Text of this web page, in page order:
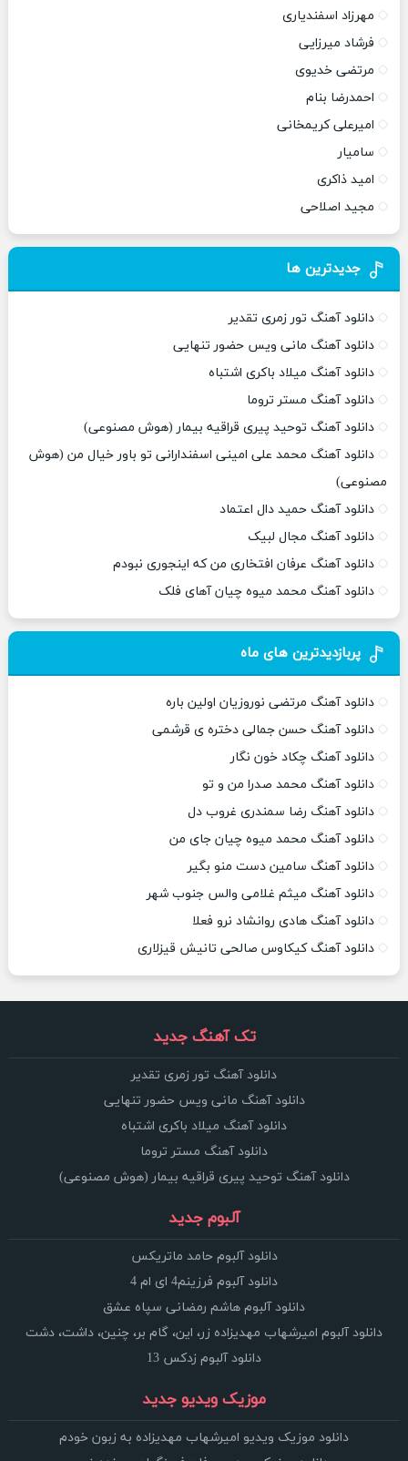
مهرزاد اسفندیاری
فرشاد میرزایی
مرتضی خدیوی
احمدرضا بنام
امیرعلی کریمخانی
سامیار
امید ذاکری
مجید اصلاحی
جدیدترین ها
دانلود آهنگ تور زمری تقدیر
دانلود آهنگ مانی ویس حضور تنهایی
دانلود آهنگ میلاد باکری اشتباه
دانلود آهنگ مستر تروما
دانلود آهنگ توحید پیری قراقیه بیمار (هوش مصنوعی)
دانلود آهنگ محمد علی امینی اسفندارانی تو باور خیال من (هوش
مصنوعی)
دانلود آهنگ حمید دال اعتماد
دانلود آهنگ مجال لبیک
دانلود آهنگ عرفان افتخاری من که اینجوری نبودم
دانلود آهنگ محمد میوه چیان آهای فلک
پربازدیدترین های ماه
دانلود آهنگ مرتضی نوروزیان اولین باره
دانلود آهنگ حسن جمالی دختره ی قرشمی
دانلود آهنگ چکاد خون نگار
دانلود آهنگ محمد صدرا من و تو
دانلود آهنگ رضا سمندری غروب دل
دانلود آهنگ محمد میوه چیان جای من
دانلود آهنگ سامین دست منو بگیر
دانلود آهنگ میثم غلامی والس جنوب شهر
دانلود آهنگ هادی روانشاد نرو فعلا
دانلود آهنگ کیکاوس صالحی تانیش قیزلاری
تک آهنگ جدید
دانلود آهنگ تور زمری تقدیر
دانلود آهنگ مانی ویس حضور تنهایی
دانلود آهنگ میلاد باکری اشتباه
دانلود آهنگ مستر تروما
دانلود آهنگ توحید پیری قراقیه بیمار (هوش مصنوعی)
آلبوم جدید
دانلود آلبوم حامد ماتریکس
دانلود آلبوم فرزینم4 ای ام 4
دانلود آلبوم هاشم رمضانی سپاه عشق
دانلود آلبوم امیرشهاب مهدیزاده زر، این، گام بر، چنین، داشت، دشت
دانلود آلبوم زدکس 13
موزیک ویدیو جدید
دانلود موزیک ویدیو امیرشهاب مهدیزاده به زبون خودم